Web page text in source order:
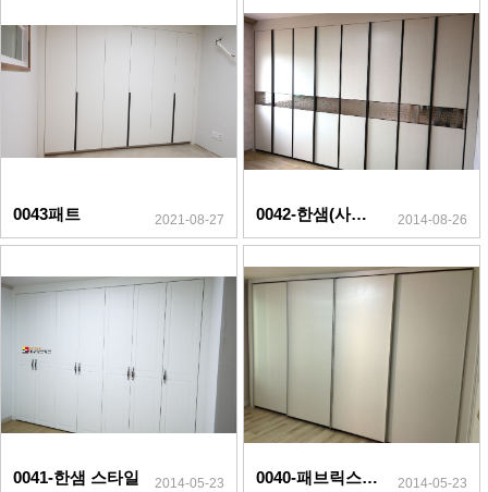
0043패트 2021-08-27 0042-한샘(사피아노) 2014-08-26
0041-한샘 스타일 2014-05-23 0040-패브릭스(SL) 2014-05-23